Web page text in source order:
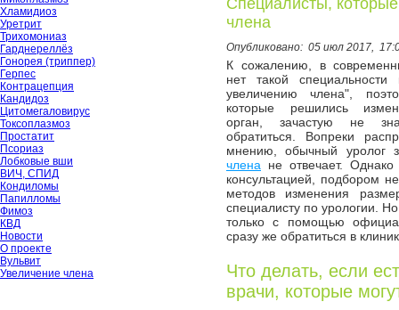
Хламидиоз
Уретрит
Трихомониаз
Гарднереллёз
Гонорея (триппер)
Герпес
Контрацепция
Кандидоз
Цитомегаловирус
Токсоплазмоз
Простатит
Псориаз
Лобковые вши
ВИЧ, СПИД
Кондиломы
Папилломы
Фимоз
КВД
Новости
О проекте
Вульвит
Увеличение члена
Специалисты,
члена
Опубликовано: 05 июл 2017,
К сожалению, в
нет такой
увеличению члена",
которые решились
орган, зачастую не
обратиться. Вопреки
мнению, обычный уролог
члена не отвечает.
консультацией, подбором
методов изменения
специалисту по урологии.
только с помощью
сразу же обратиться в
Что делать, если
врачи, которые